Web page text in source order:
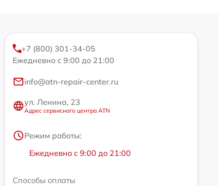
+7 (800) 301-34-05
Ежедневно с 9:00 до 21:00
info@atn-repair-center.ru
ул. Ленина, 23
Адрес сервисного центра ATN
Режим работы:
Ежедневно с 9:00 до 21:00
Способы оплаты